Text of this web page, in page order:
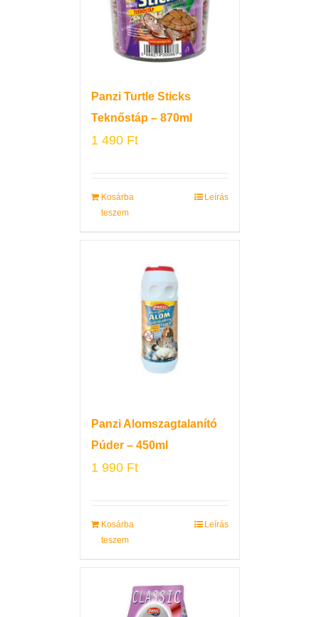
Panzi Turtle Sticks
Teknőstáp – 870ml
1 490 Ft
Kosárba
teszem
Leírás
Panzi Alomszagtalanító
Púder – 450ml
1 990 Ft
Kosárba
teszem
Leírás